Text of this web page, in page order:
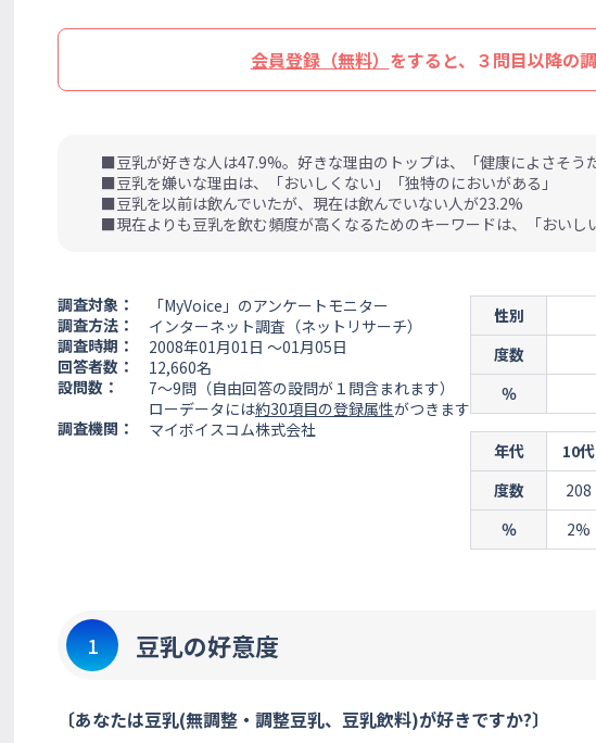
会員登録（無料） をすると、３問目以降の
■豆乳が好きな人は47.9%。好きな理由のトップは、「健康によさそう
■豆乳を嫌いな理由は、「おいしくない」「独特のにおいがある」
■豆乳を以前は飲んでいたが、現在は飲んでいない人が23.2%
■現在よりも豆乳を飲む頻度が高くなるためのキーワードは、「おいし
調査対象：
「MyVoice」のアンケートモニター
調査方法：
インターネット調査（ネットリサーチ）
調査時期：
2008年01月01日 ～01月05日
回答者数：
12,660名
設問数：
7～9問（自由回答の設問が１問含まれます）
ローデータには約30項目の登録属性がつきます
調査機関：
マイボイスコム株式会社
性別
度数
％
年代
10代
度数
208
％
2%
1 豆乳の好意度
〔あなたは豆乳(無調整・調整豆乳、豆乳飲料)が好きですか?〕